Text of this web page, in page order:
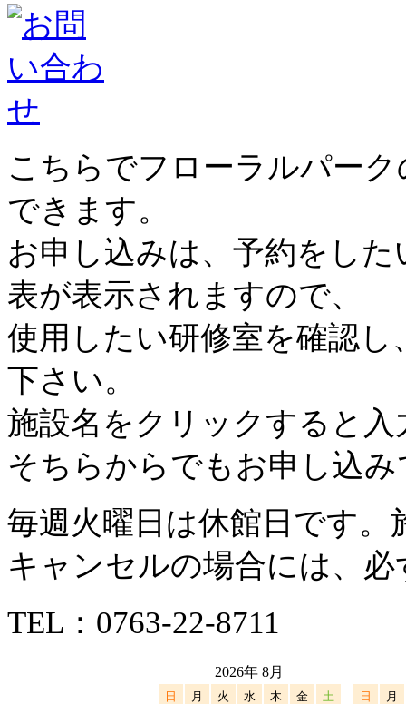
こちらでフローラルパー
できます。
お申し込みは、予約をし
表が表示されますので、
使用したい研修室を確認
下さい。
施設名をクリックすると
そちらからでもお申し込
毎週火曜日は休館日です
キャンセルの場合には、
TEL： 0763-22-8711
2026年 8月
日 月 火 水 木 金 土 日 月